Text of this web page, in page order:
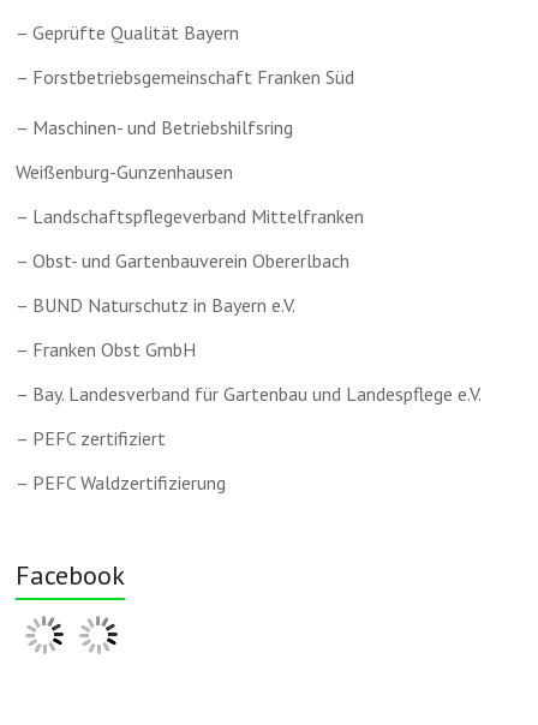
– Geprüfte Qualität Bayern
– Forstbetriebsgemeinschaft Franken Süd
– Maschinen- und Betriebshilfsring
Weißenburg-Gunzenhausen
– Landschaftspflegeverband Mittelfranken
– Obst- und Gartenbauverein Obererlbach
– BUND Naturschutz in Bayern e.V.
– Franken Obst GmbH
– Bay. Landesverband für Gartenbau und Landespflege e.V.
– PEFC zertifiziert
– PEFC Waldzertifizierung
Facebook